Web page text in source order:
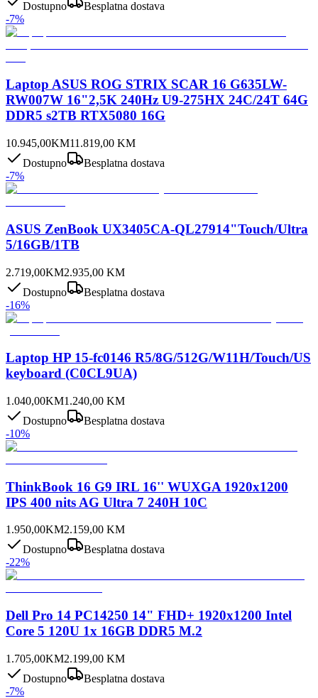
Dostupno
Besplatna dostava
-7%
Laptop ASUS ROG STRIX SCAR 16 G635LW-
RW007W 16"2,5K 240Hz U9-275HX 24C/24T 64G
DDR5 s2TB RTX5080 16G
10.945,00KM11.819,00 KM
Dostupno
Besplatna dostava
-7%
ASUS ZenBook UX3405CA-QL27914"Touch/Ultra
5/16GB/1TB
2.719,00KM2.935,00 KM
Dostupno
Besplatna dostava
-16%
Laptop HP 15-fc0146 R5/8G/512G/W11H/Touch/US
keyboard (C0CL9UA)
1.040,00KM1.240,00 KM
Dostupno
Besplatna dostava
-10%
ThinkBook 16 G9 IRL 16'' WUXGA 1920x1200
IPS 400 nits AG Ultra 7 240H 10C
1.950,00KM2.159,00 KM
Dostupno
Besplatna dostava
-22%
Dell Pro 14 PC14250 14" FHD+ 1920x1200 Intel
Core 5 120U 1x 16GB DDR5 M.2
1.705,00KM2.199,00 KM
Dostupno
Besplatna dostava
-7%